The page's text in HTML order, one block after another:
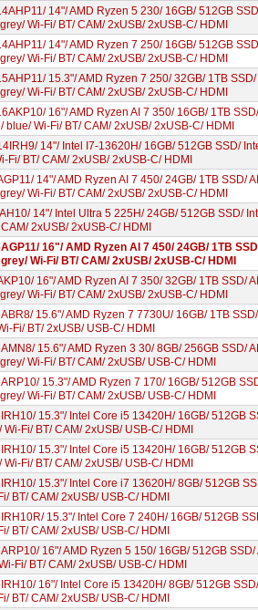
14"/ AMD Ryzen 5 230/ 16GB/ 512GB
Wi-Fi/ BT/ CAM/ 2xUSB/ 2xUSB-C/ HDMI
14"/ AMD Ryzen 7 250/ 16GB/ 512GB
Wi-Fi/ BT/ CAM/ 2xUSB/ 2xUSB-C/ HDMI
15.3"/ AMD Ryzen 7 250/ 32GB/ 1TB SSD/
Wi-Fi/ BT/ CAM/ 2xUSB/ 2xUSB-C/ HDMI
16"/ AMD Ryzen AI 7 350/ 16GB/ 1TB
Wi-Fi/ BT/ CAM/ 2xUSB/ 2xUSB-C/ HDMI
14"/ Intel I7-13620H/ 16GB/ 512GB SSD/
Fi/ BT/ CAM/ 2xUSB/ 2xUSB-C/ HDMI
14"/ AMD Ryzen AI 7 450/ 24GB/ 1TB SSD/
Wi-Fi/ BT/ CAM/ 2xUSB/ 2xUSB-C/ HDMI
14"/ Intel Ultra 5 225H/ 24GB/ 512GB SSD/
2xUSB/ 2xUSB-C/ HDMI
16"/ AMD Ryzen AI 7 450/ 24GB/ 1TB
Wi-Fi/ BT/ CAM/ 2xUSB/ 2xUSB-C/ HDMI
16"/ AMD Ryzen AI 7 350/ 32GB/ 1TB SSD/
Wi-Fi/ BT/ CAM/ 2xUSB/ 2xUSB-C/ HDMI
15.6"/ AMD Ryzen 7 7730U/ 16GB/ 1TB
Fi/ BT/ 2xUSB/ USB-C/ HDMI
15.6"/ AMD Ryzen 3 30/ 8GB/ 256GB SSD/
Wi-Fi/ BT/ CAM/ 2xUSB/ USB-C/ HDMI
15.3"/ AMD Ryzen 7 170/ 16GB/ 512GB
Wi-Fi/ BT/ CAM/ 2xUSB/ USB-C/ HDMI
15.3"/ Intel Core i5 13420H/ 16GB/ 512GB
Fi/ BT/ CAM/ 2xUSB/ USB-C/ HDMI
15.3"/ Intel Core i5 13420H/ 16GB/ 512GB
Fi/ BT/ CAM/ 2xUSB/ USB-C/ HDMI
15.3"/ Intel Core i7 13620H/ 8GB/ 512GB
BT/ CAM/ 2xUSB/ USB-C/ HDMI
15.3"/ Intel Core 7 240H/ 16GB/ 512GB
BT/ CAM/ 2xUSB/ USB-C/ HDMI
16"/ AMD Ryzen 5 150/ 16GB/ 512GB SSD/
Fi/ BT/ CAM/ 2xUSB/ USB-C/ HDMI
16"/ Intel Core i5 13420H/ 8GB/ 512GB
BT/ CAM/ 2xUSB/ USB-C/ HDMI